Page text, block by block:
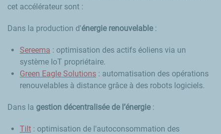
cet accélérateur sont :
Dans la production d'énergie renouvelable:
Sereema : optimisation des actifs éoliens via un
système IoT propriétaire.
Green Eagle Solutions : automatisation des opérations
renouvelables à distance grâce à des robots logiciels.
Dans la gestion décentralisée de l’énergie:
Tilt : optimisation de l'autoconsommation des